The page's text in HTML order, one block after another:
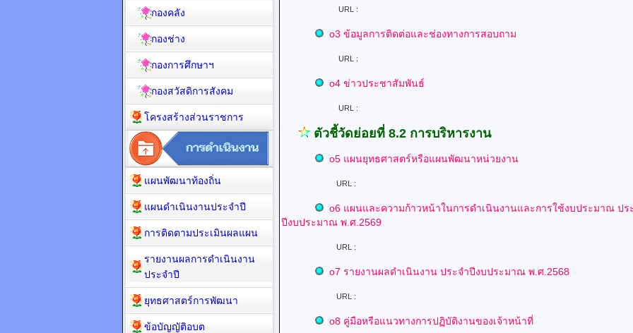
URL :
o3 ข้อมูลการติดต่อและช่องทางการสอบถาม
URL :
o4 ข่าวประชาสัมพันธ์
URL :
ตัวชี้วัดย่อยที่ 8.2 การบริหารงาน
o5 แผนยุทธศาสตร์หรือแผนพัฒนาหน่วยงาน
URL :
o6 แผนและความก้าวหน้าในการดำเนินงานและการใช้งบประมาณ ปร
ปีงบประมาณ พ.ศ.2569
URL :
o7 รายงานผลดำเนินงาน ประจำปีงบประมาณ พ.ศ.2568
URL :
o8 คู่มือหรือแนวทางการปฏิบัติงานของเจ้าหน้าที่
กองคลัง
กองช่าง
กองการศึกษาฯ
กองสวัสดิการสังคม
โครงสร้างส่วนราชการ
แผนพัฒนาท้องถิ่น
แผนดำเนินงานประจำปี
การติดตามประเมินผลแผน
รายงานผลการดำเนินงาน
ประจำปี
ยุทธศาสตร์การพัฒนา
ข้อบัญญัติอบต